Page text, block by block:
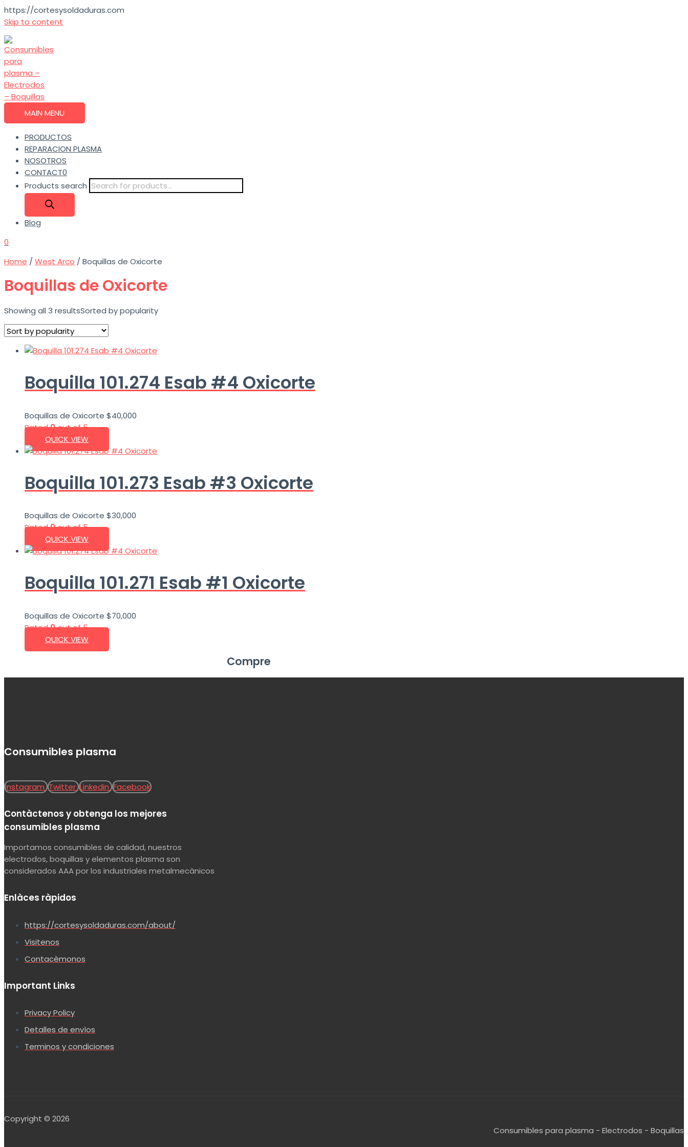
https://cortesysoldaduras.com
Skip to content
MAIN MENU
PRODUCTOS
REPARACION PLASMA
NOSOTROS
CONTACT0
Products search
Blog
0
Home / West Arco / Boquillas de Oxicorte
Boquillas de Oxicorte
Showing all 3 resultsSorted by popularity
Boquilla 101.274 Esab #4 Oxicorte
Boquillas de Oxicorte $40,000
Rated0out of 5
QUICK VIEW
Boquilla 101.273 Esab #3 Oxicorte
Boquillas de Oxicorte $30,000
Rated0out of 5
QUICK VIEW
Boquilla 101.271 Esab #1 Oxicorte
Boquillas de Oxicorte $70,000
Rated0out of 5
QUICK VIEW
Compre
Consumibles plasma
Instagram Twitter Linkedin Facebook
Contàctenos y obtenga los mejores
consumibles plasma
Importamos consumibles de calidad, nuestros
electrodos, boquillas y elementos plasma son
considerados AAA por los industriales metalmecànicos
Enlàces ràpidos
https://cortesysoldaduras.com/about/
Visitenos
Contacèmonos
Important Links
Privacy Policy
Detalles de envìos
Terminos y condiciones
Copyright © 2026
Consumibles para plasma - Electrodos - Boquillas